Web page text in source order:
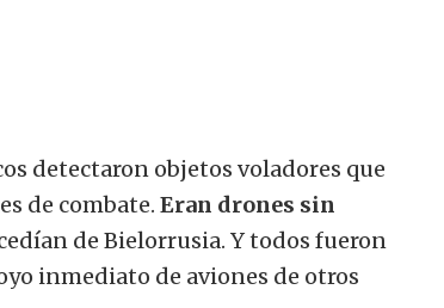
detectaron objetos voladores que
de combate. Eran drones sin
de Bielorrusia. Y todos fueron
inmediato de aviones de otros